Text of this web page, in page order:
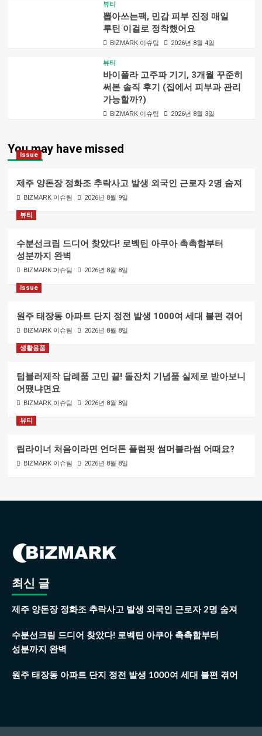
뷰티
뽑아쓰는팩, 민감 피부 진정 매일
루틴 이걸로 정착했어요
BIZMARK 이슈팀 2026년 8월 4일
뷰티
바이폴라 고주파 기기, 3개월 꾸준히
써본 솔직 후기 (집에서 피부과 관리
가능할까?)
BIZMARK 이슈팀 2026년 8월 3일
You may have missed
Issue
제주 양돈장 정화조 추락사고 발생 외국인 근로자 2명 숨져
BIZMARK 이슈팀 2026년 8월 9일
뷰티
수분선크림 드디어 찾았다! 로벡틴 아쿠아 촉촉함부터
성분까지 완벽
BIZMARK 이슈팀 2026년 8월 8일
Issue
원주 태장동 아파트 단지 정전 발생 1000여 세대 불편 겪어
BIZMARK 이슈팀 2026년 8월 8일
생활용품
텀블러제작 답례품 고민 끝! 돌잔치 기념품 실제로 받아보니
어땠냐면요
BIZMARK 이슈팀 2026년 8월 8일
뷰티
립라이너 처음이라면 언더톤 플럼핏 썸머블라썸 어때요?
BIZMARK 이슈팀 2026년 8월 8일
최신 글
제주 양돈장 정화조 추락사고 발생 외국인 근로자 2명 숨져
수분선크림 드디어 찾았다! 로벡틴 아쿠아 촉촉함부터
성분까지 완벽
원주 태장동 아파트 단지 정전 발생 1000여 세대 불편 겪어